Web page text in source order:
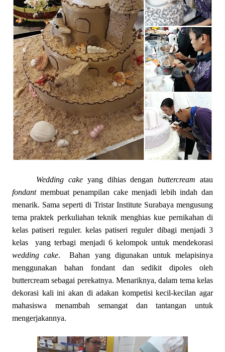
Wedding cakeyang dihias denganbuttercream atau
fondantmembuat penampilan cake menjadi lebih indah dan
menarik. Sama seperti di Tristar Institute Surabaya mengusung
tema praktek perkuliahan teknik menghias kue pernikahan di
kelas patiseri reguler. kelas patiseri reguler dibagi menjadi 3
kelas yang terbagi menjadi 6 kelompok untuk mendekorasi
wedding cake.
Bahan yang digunakan untuk melapisinya
menggunakan bahan fondant dan sedikit dipoles oleh
buttercream sebagai perekatnya. Menariknya, dalam tema kelas
dekorasi kali ini akan di adakan kompetisi kecil-kecilan agar
mahasiswa menambah semangat dan tantangan untuk
mengerjakannya.